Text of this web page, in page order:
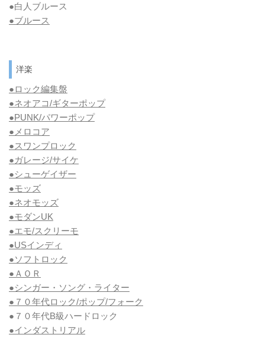
●白人ブルース
●ブルース
洋楽
●ロック編集盤
●ネオアコ/ギターポップ
●PUNK/パワーポップ
●メロコア
●スワンプロック
●ガレージ/サイケ
●シューゲイザー
●モッズ
●ネオモッズ
●モダンUK
●エモ/スクリーモ
●USインディ
●ソフトロック
●ＡＯＲ
●シンガー・ソング・ライター
●７０年代ロック/ポップ/フォーク
●７０年代B級ハードロック
●インダストリアル